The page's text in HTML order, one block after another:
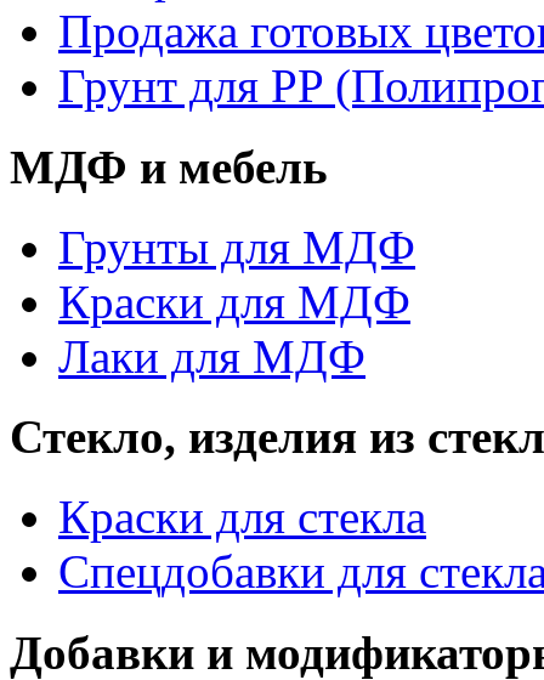
Продажа готовых
Грунт для PP
МДФ и мебель
Грунты для МДФ
Краски для МДФ
Лаки для МДФ
Стекло, изделия из
Краски для стекла
Спецдобавки для
Добавки и